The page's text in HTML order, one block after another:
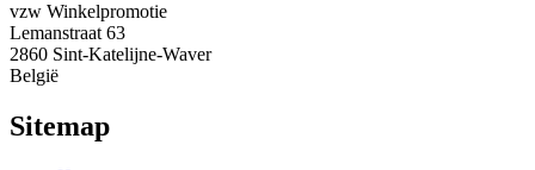
vzw Winkelpromotie
Lemanstraat 63
2860 Sint-Katelijne-Waver
België
Sitemap